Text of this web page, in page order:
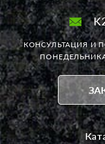
КОНСУЛЬТАЦИЯ И